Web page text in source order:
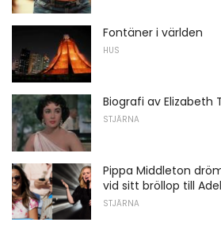
Fontäner i världen
HUS
Biografi av Elizabeth
STJÄRNA
Pippa Middleton
vid sitt bröllop till
STJÄRNA